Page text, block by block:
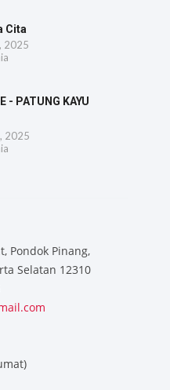
Cita
2025
- PATUNG KAYU
2025
Pondok Pinang,
Selatan 12310